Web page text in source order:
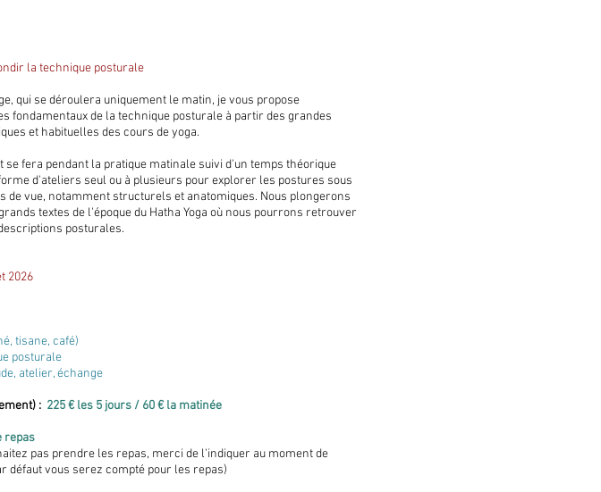
la technique posturale
qui se déroulera uniquement le matin, je vous propose
fondamentaux de la technique posturale à partir des grandes
et habituelles des cours de yoga.
se fera pendant la pratique matinale suivi d'un temps théorique
d'ateliers seul ou à plusieurs pour explorer les postures sous
de vue, notamment structurels et anatomiques. Nous plongerons
textes de l'époque du Hatha Yoga où nous pourrons retrouver
posturales.
2026
tisane, café)
posturale
atelier, échange
: 225 € les 5 jours / 60 € la matinée
repas
pas prendre les repas, merci de l'indiquer au moment de
défaut vous serez compté pour les repas)